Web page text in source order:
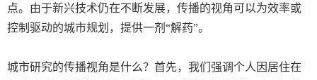
点。由于新兴技术仍在不断发展，传播的视角可以为效率或
控制驱动的城市规划，提供一剂“解药”。
城市研究的传播视角是什么？首先，我们强调个人因居住在